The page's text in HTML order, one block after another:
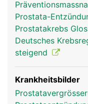
Prostata-
Prostatakrebs
Deutsches
steigend
Krankheitsbilder